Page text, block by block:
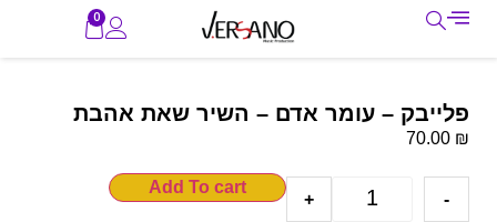
0
פלייבק – עומר אדם – השיר שאת אהבת
70.00 ₪
-
+
Add To cart